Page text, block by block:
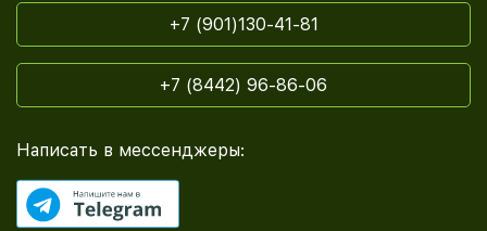
+7 (901)130-41-81
+7 (8442) 96-86-06
Написать в мессенджеры: